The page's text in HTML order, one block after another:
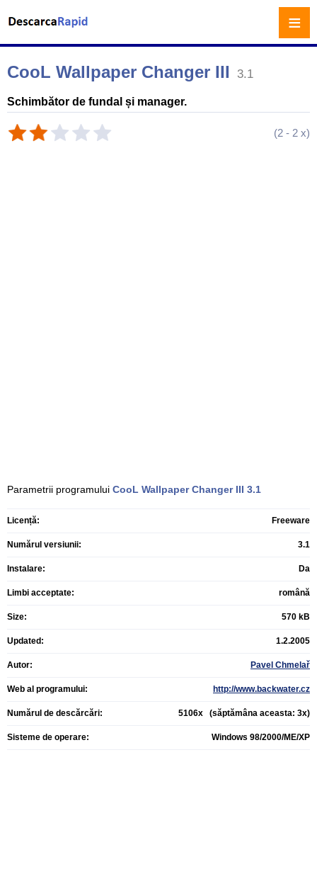
CooL Wallpaper Changer III 3.1
Schimbător de fundal și manager.
(2 - 2 x)
Parametrii programului CooL Wallpaper Changer III 3.1
Licență: Freeware
Numărul versiunii: 3.1
Instalare: Da
Limbi acceptate: română
Size: 570 kB
Updated: 1.2.2005
Autor: Pavel Chmelař
Web al programului: http://www.backwater.cz
Numărul de descărcări: 5106x (săptămâna aceasta: 3x)
Sisteme de operare: Windows 98/2000/ME/XP
≡